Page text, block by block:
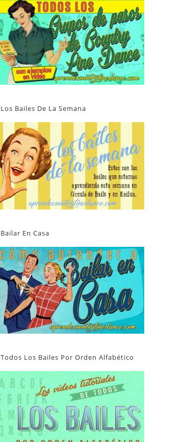
Los Bailes De La Semana
Bailar En Casa
Todos Los Bailes Por Orden Alfabético